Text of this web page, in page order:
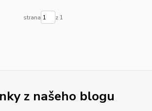
strana z 1
z našeho blogu